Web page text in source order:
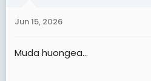
Jun 15, 2026
Muda huongea...